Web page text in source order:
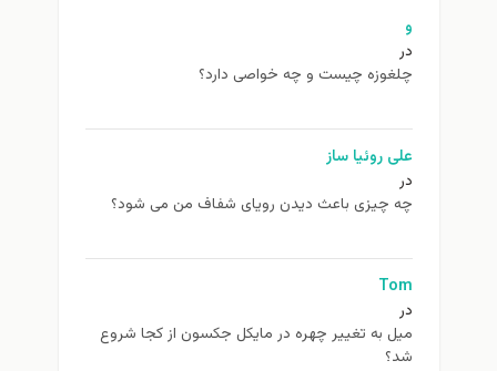
و
در
چلغوزه چیست و چه خواصی دارد؟
علی روئیا ساز
در
چه چیزی باعث دیدن رویای شفاف من می شود؟
Tom
در
ميل به تغيير چهره در مایکل جکسون از كجا شروع
شد؟